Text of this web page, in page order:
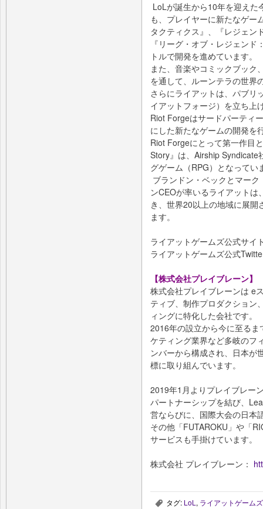
LoLが誕生から10年を迎えた
も、プレイヤーに新たなゲー
タクティクス』、『レジェン
『リーグ・オブ・レジェン
トルで開発を進めています。
また、音楽やコミックブック
を通して、ルーンテラの世界
さらにライアットは、パブリ
イアットフォージ）を立ち上
Riot Forgeはサードパーティ
にした新たなゲームの開発を
Riot Forgeにとって第一作目
Story』は、Airship Syndicate
グゲーム（RPG）となってい
ブランドン・ベックとマー
ンCEOが率いるライアット
き、世界20以上の地域に展
ます。
ライアットゲームズ公式サイ
ライアットゲームズ公式
【株式会社プレイブレーン】
株式会社プレイブレーンは e
ティブ、制作プロダクション
ィングに特化した会社です。
2016年の設立から今に至る
ケティング業界など多岐のフ
ンバーから構成され、日本が
標に取り組んでいます。
2019年1月よりプレイブレー
パートナーシップを結び、
営ならびに、国際大会の日本
その他「FUTAROKU」や「
サービスも手掛けています。
株式会社 プレイブレーン：
, タグ: LoL , ライアットゲームズ